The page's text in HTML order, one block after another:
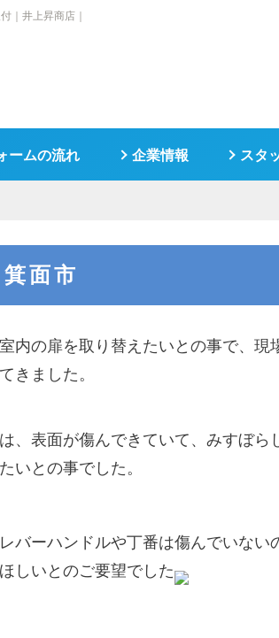
｜井上昇商店｜
ームの流れ 企業情報 スタ
面市
内の扉を取り替えたいとの事で、現
きました。
、表面が傷んできていて、みすぼら
いとの事でした。
バーハンドルや丁番は傷んでいない
しいとのご要望でした